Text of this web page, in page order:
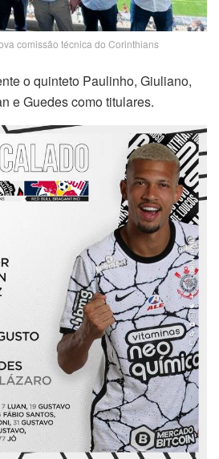
comissão técnica do Corinthians
o quinteto Paulinho, Giuliano,
e Guedes como titulares.